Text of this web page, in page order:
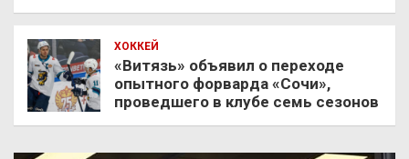
ХОККЕЙ
«Витязь» объявил о переходе
опытного форварда «Сочи»,
проведшего в клубе семь сезонов